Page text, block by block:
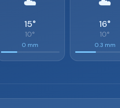
15°
10°
0 mm
16°
10°
0.3 mm